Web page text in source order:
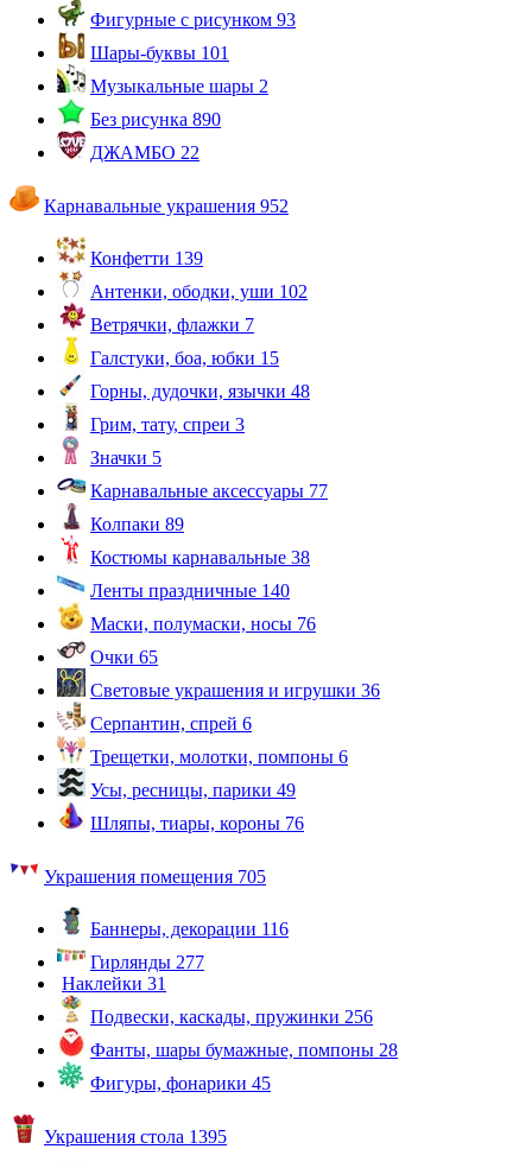
Фигурные с рисунком 93
Шары-буквы 101
Музыкальные шары 2
Без рисунка 890
ДЖАМБО 22
Карнавальные украшения 952
Конфетти 139
Антенки, ободки, уши 102
Ветрячки, флажки 7
Галстуки, боа, юбки 15
Горны, дудочки, язычки 48
Грим, тату, спреи 3
Значки 5
Карнавальные аксессуары 77
Колпаки 89
Костюмы карнавальные 38
Ленты праздничные 140
Маски, полумаски, носы 76
Очки 65
Световые украшения и игрушки 36
Серпантин, спрей 6
Трещетки, молотки, помпоны 6
Усы, ресницы, парики 49
Шляпы, тиары, короны 76
Украшения помещения 705
Баннеры, декорации 116
Гирлянды 277
Наклейки 31
Подвески, каскады, пружинки 256
Фанты, шары бумажные, помпоны 28
Фигуры, фонарики 45
Украшения стола 1395